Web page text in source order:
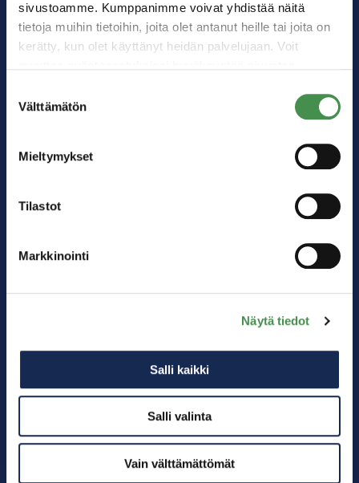
sivustoamme. Kumppanimme voivat yhdistää näitä
tietoja muihin tietoihin, joita olet antanut heille tai joita on
kerätty, kun olet käyttänyt heidän palvelujaan. Voit
valinta
Välttämätön
Mieltymykset
Tilastot
Markkinointi
Näytä tiedot
Salli kaikki
Salli valinta
Vain välttämättömät
Kärkitoimialat
Energiateollisuus
Muu teollisuus
Palveluksessanne
Power Coast -tiimi